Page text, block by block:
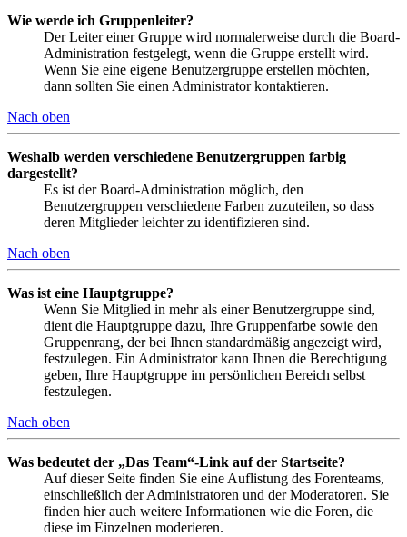
Wie werde ich Gruppenleiter?
Der Leiter einer Gruppe wird normalerweise durch die Board-
Administration festgelegt, wenn die Gruppe erstellt wird.
Wenn Sie eine eigene Benutzergruppe erstellen möchten,
dann sollten Sie einen Administrator kontaktieren.
Nach oben
Weshalb werden verschiedene Benutzergruppen farbig
dargestellt?
Es ist der Board-Administration möglich, den
Benutzergruppen verschiedene Farben zuzuteilen, so dass
deren Mitglieder leichter zu identifizieren sind.
Nach oben
Was ist eine Hauptgruppe?
Wenn Sie Mitglied in mehr als einer Benutzergruppe sind,
dient die Hauptgruppe dazu, Ihre Gruppenfarbe sowie den
Gruppenrang, der bei Ihnen standardmäßig angezeigt wird,
festzulegen. Ein Administrator kann Ihnen die Berechtigung
geben, Ihre Hauptgruppe im persönlichen Bereich selbst
festzulegen.
Nach oben
Was bedeutet der „Das Team“-Link auf der Startseite?
Auf dieser Seite finden Sie eine Auflistung des Forenteams,
einschließlich der Administratoren und der Moderatoren. Sie
finden hier auch weitere Informationen wie die Foren, die
diese im Einzelnen moderieren.